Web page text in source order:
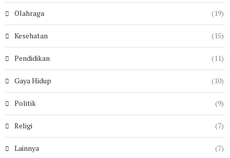
Olahraga (19)
Kesehatan (15)
Pendidikan (11)
Gaya Hidup (10)
Politik (9)
Religi (7)
Lainnya (7)